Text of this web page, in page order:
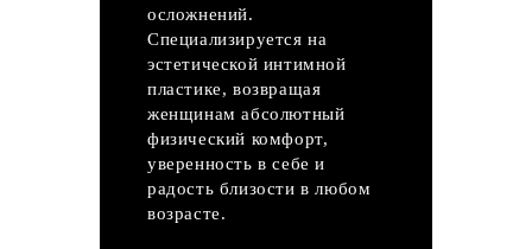
осложнений.
Специализируется на
эстетической интимной
пластике, возвращая
женщинам абсолютный
физический комфорт,
уверенность в себе и
радость близости в любом
возрасте.